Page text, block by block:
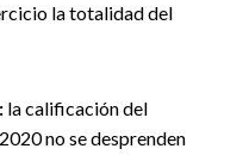
la totalidad del
la calificación del
no se desprenden